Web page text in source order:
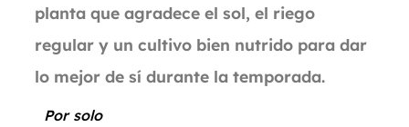
planta que agradece el sol, el riego
regular y un cultivo bien nutrido para dar
lo mejor de sí durante la temporada.
Por solo